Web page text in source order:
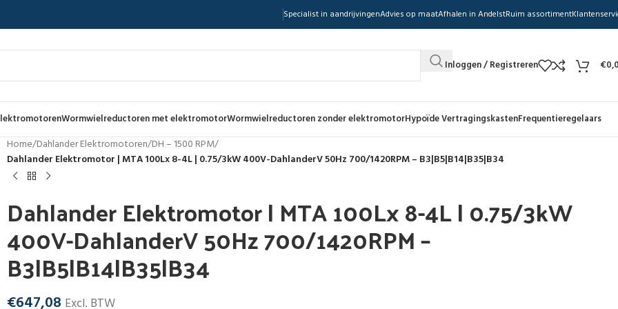
Specialist in aandrijvingenAdvies op maatAfhalen in AndelstRuim assortiment
Inloggen / Registreren €
Wormwielreductoren met elektromotorWormwielreductoren zonder elektromotorHypoïde VertragingskastenFrequentieregelaars
Home/Dahlander Elektromotoren/DH – 1500 RPM/
Dahlander Elektromotor | MTA 100Lx 8-4L | 0.75/3kW 400V-DahlanderV 50Hz 700/1420RPM – B3|B5|B14|B35|B34
Dahlander Elektromotor | MTA 100Lx 8-4L | 0.75/3kW
400V-DahlanderV 50Hz 700/1420RPM –
B3|B5|B14|B35|B34
€647,08 Excl. BTW